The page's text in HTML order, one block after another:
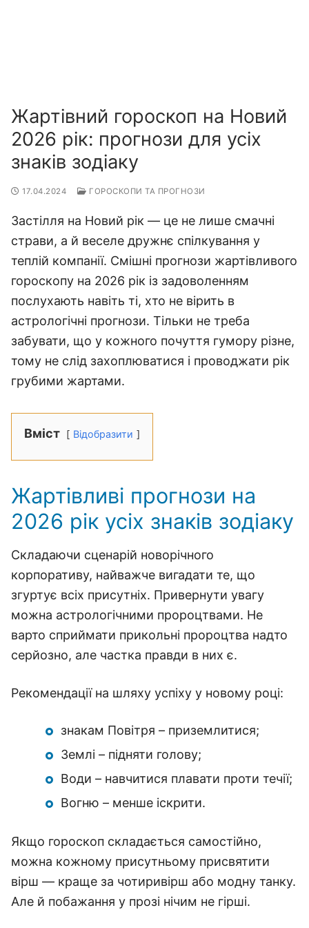
Жартівний гороскоп на Новий
2026 рік: прогнози для усіх
знаків зодіаку
17.04.2024 ГОРОСКОПИ ТА ПРОГНОЗИ
Застілля на Новий рік — це не лише смачні
страви, а й веселе дружнє спілкування у
теплій компанії. Смішні прогнози жартівливого
гороскопу на 2026 рік із задоволенням
послухають навіть ті, хто не вірить в
астрологічні прогнози. Тільки не треба
забувати, що у кожного почуття гумору різне,
тому не слід захоплюватися і проводжати рік
грубими жартами.
Вміст Відобразити
Жартівливі прогнози на
2026 рік усіх знаків зодіаку
Складаючи сценарій новорічного
корпоративу, найважче вигадати те, що
згуртує всіх присутніх. Привернути увагу
можна астрологічними пророцтвами. Не
варто сприймати прикольні пророцтва надто
серйозно, але частка правди в них є.
Рекомендації на шляху успіху у новому році:
знакам Повітря – приземлитися;
Землі – підняти голову;
Води – навчитися плавати проти течії;
Вогню – менше іскрити.
Якщо гороскоп складається самостійно,
можна кожному присутньому присвятити
вірш — краще за чотиривірш або модну танку.
Але й побажання у прозі нічим не гірші.